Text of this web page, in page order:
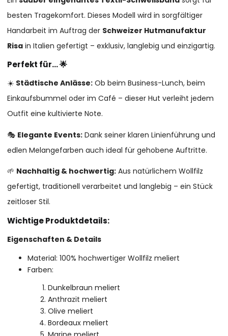
besten Tragekomfort. Dieses Modell wird in sorgfältiger
Handarbeit im Auftrag der Schweizer Hutmanufaktur
Risa in Italien gefertigt – exklusiv, langlebig und einzigartig.
Perfekt für… 🌟
☀️ Städtische Anlässe: Ob beim Business-Lunch, beim
Einkaufsbummel oder im Café – dieser Hut verleiht jedem
Outfit eine kultivierte Note.
🎭 Elegante Events: Dank seiner klaren Linienführung und
edlen Melangefarben auch ideal für gehobene Auftritte.
🌱 Nachhaltig & hochwertig: Aus natürlichem Wollfilz
gefertigt, traditionell verarbeitet und langlebig – ein Stück
zeitloser Stil.
Wichtige Produktdetails:
Eigenschaften & Details
Material: 100% hochwertiger Wollfilz meliert
Farben:
Dunkelbraun meliert
Anthrazit meliert
Olive meliert
Bordeaux meliert